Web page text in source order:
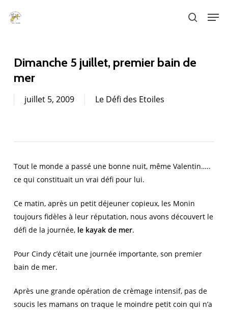
search
Dimanche 5 juillet, premier bain de
mer
juillet 5, 2009 Le Défi des Etoiles
Tout le monde a passé une bonne nuit, même Valentin…..
ce qui constituait un vrai défi pour lui.
Ce matin, après un petit déjeuner copieux, les Monin
toujours fidèles à leur réputation, nous avons découvert le
défi de la journée, le kayak de mer.
Pour Cindy c’était une journée importante, son premier
bain de mer.
Après une grande opération de crèmage intensif, pas de
soucis les mamans on traque le moindre petit coin qui n’a